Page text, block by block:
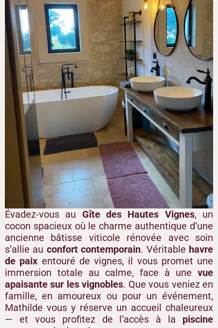
Évadez-vous au Gîte des Hautes Vignes, un
cocon spacieux où le charme authentique d’une
ancienne bâtisse viticole rénovée avec soin
s’allie au confort contemporain. Véritable havre
de paix entouré de vignes, il vous promet une
immersion totale au calme, face à une vue
apaisante sur les vignobles. Que vous veniez en
famille, en amoureux ou pour un événement,
Mathilde vous y réserve un accueil chaleureux
— et vous profitez de l’accès à la piscine